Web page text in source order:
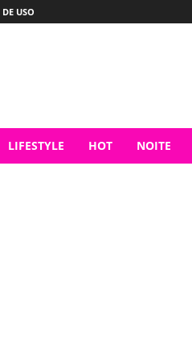
USO
LIFESTYLE HOT NOITE